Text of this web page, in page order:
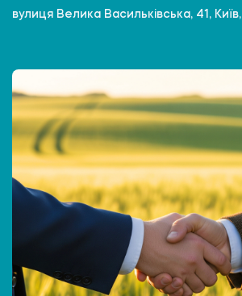
вулиця Велика Васильківська, 41,